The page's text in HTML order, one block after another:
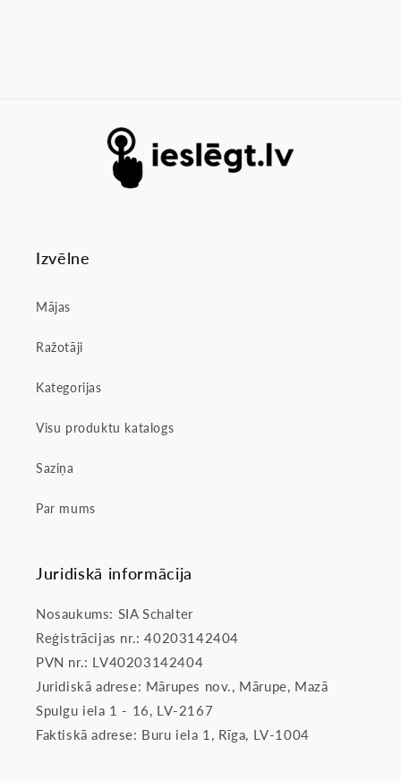
Izvēlne
Mājas
Ražotāji
Kategorijas
Visu produktu katalogs
Saziņa
Par mums
Juridiskā informācija
Nosaukums: SIA Schalter
Reģistrācijas nr.: 40203142404
PVN nr.: LV40203142404
Juridiskā adrese: Mārupes nov., Mārupe, Mazā
Spulgu iela 1 - 16, LV-2167
Faktiskā adrese: Buru iela 1, Rīga, LV-1004